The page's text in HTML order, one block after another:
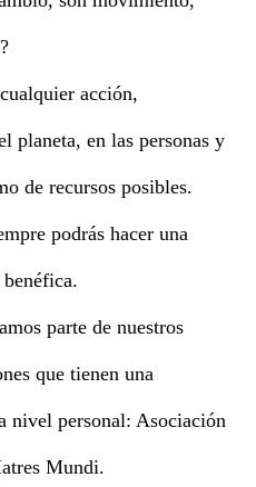
acción,
planeta, en las personas y
de recursos posibles.
podrás hacer una
parte de nuestros
que tienen una
nivel personal: Asociación
Mundi.